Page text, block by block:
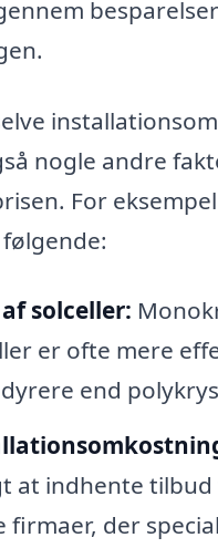
nogle andre
For
solceller:
er ofte mere
end
at indhente
firmaer, der